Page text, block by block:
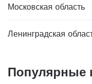
Московская область
Ленинградская
Популярные